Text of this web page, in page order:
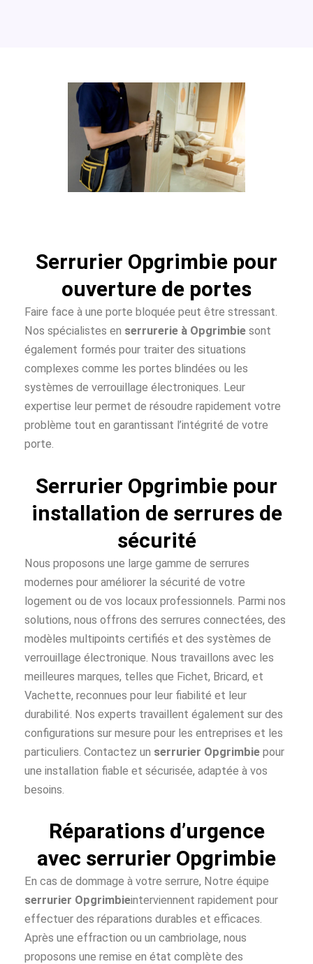
Serrurier Opgrimbie pour
ouverture de portes
Faire face à une porte bloquée peut être stressant.
Nos spécialistes en serrurerie à Opgrimbie sont
également formés pour traiter des situations
complexes comme les portes blindées ou les
systèmes de verrouillage électroniques. Leur
expertise leur permet de résoudre rapidement votre
problème tout en garantissant l’intégrité de votre
porte.
Serrurier Opgrimbie pour
installation de serrures de
sécurité
Nous proposons une large gamme de serrures
modernes pour améliorer la sécurité de votre
logement ou de vos locaux professionnels. Parmi nos
solutions, nous offrons des serrures connectées, des
modèles multipoints certifiés et des systèmes de
verrouillage électronique. Nous travaillons avec les
meilleures marques, telles que Fichet, Bricard, et
Vachette, reconnues pour leur fiabilité et leur
durabilité. Nos experts travaillent également sur des
configurations sur mesure pour les entreprises et les
particuliers. Contactez un serrurier Opgrimbie pour
une installation fiable et sécurisée, adaptée à vos
besoins.
Réparations d’urgence
avec serrurier Opgrimbie
En cas de dommage à votre serrure, Notre équipe
serrurier Opgrimbieinterviennent rapidement pour
effectuer des réparations durables et efficaces.
Après une effraction ou un cambriolage, nous
proposons une remise en état complète des